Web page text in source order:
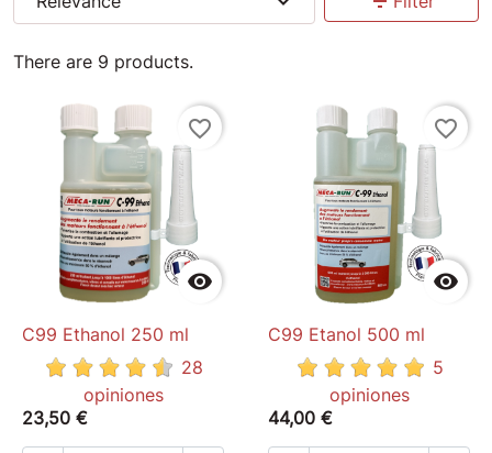
Productos marinos
Productos diversos
Anti pinchazos
Bouchons Valve
Porte clés flamme
pegatinas
There are 9 products.

favorite_border
C99 Ethanol 250 ml
28
opiniones
23,50 €

favorite_border
C99 Etanol 500 ml
5
opiniones
44,00 €